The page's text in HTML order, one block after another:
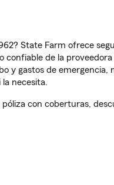
State Farm ofrece
confiable de la proveedora
y gastos de emergencia,
necesita.
con coberturas,